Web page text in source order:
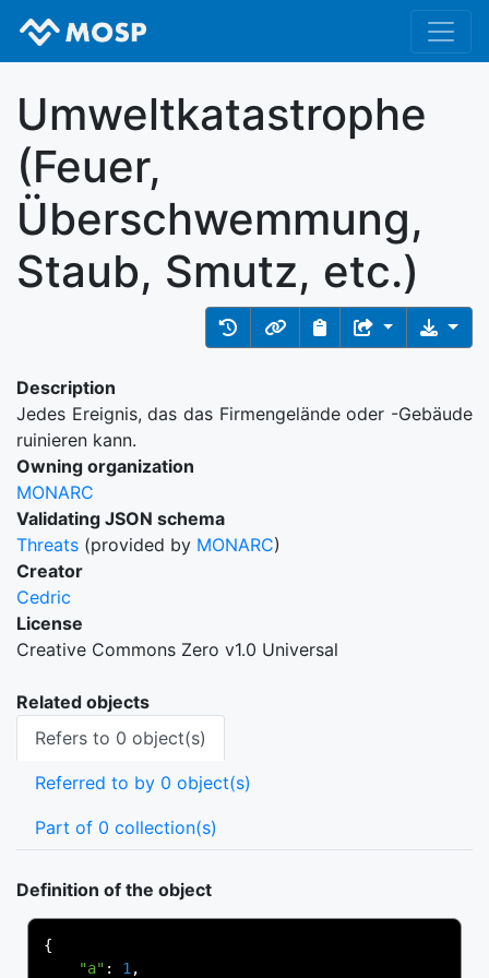
Umweltkatastrophe
(Feuer,
Überschwemmung,
Staub, Smutz, etc.)
Description
Jedes Ereignis, das das Firmengelände oder -Gebäude
ruinieren kann.
Owning organization
MONARC
Validating JSON schema
Threats (provided by MONARC)
Creator
Cedric
License
Creative Commons Zero v1.0 Universal
Related objects
Refers to 0 object(s)
Referred to by 0 object(s)
Part of 0 collection(s)
Definition of the object
{
"a" : 1,